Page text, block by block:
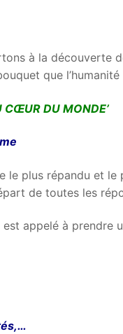
à la découverte
que
CŒUR DU MONDE’
le plus répandu et le
de toutes les
appelé à prendre